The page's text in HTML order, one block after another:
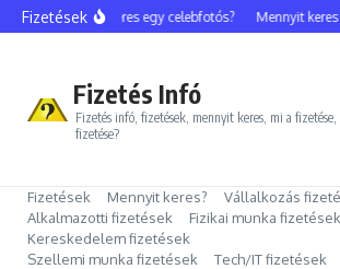
Ugrás a tartalomhoz
Fizetések
Mennyit keres egy celebfotós? Mennyit keres
Fizetés Infó
Fizetés infó, fizetések, mennyit keres, mi a fizetése,
fizetése?
Fizetések Mennyit keres?
Vállalkozás
Alkalmazotti fizetések
Fizikai munka fizetések
Kereskedelem fizetések
Szellemi munka fizetések
Tech/IT fizetések